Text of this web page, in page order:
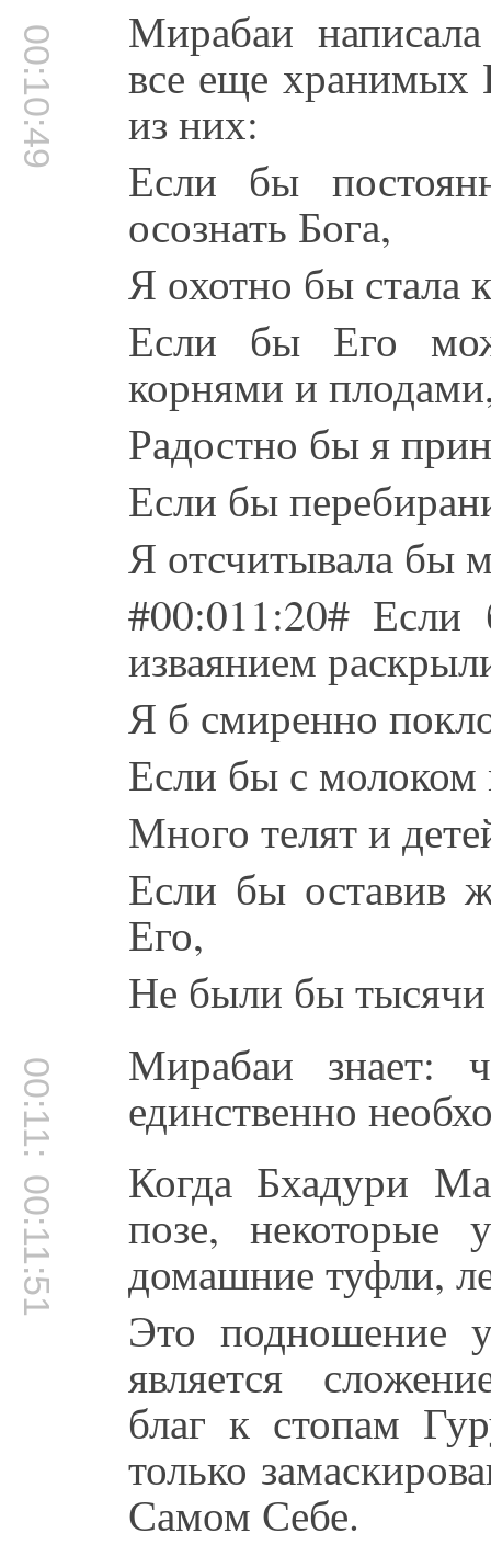
00:10:49 Мирабаи
все еще хранимых
из них:
Если бы
осознать Бога,
Я охотно бы стала
Если бы Его
корнями и
Радостно бы я
Если бы
Я отсчитывала бы
#00:011:20#
изваянием
Я б смиренно
Если бы с
Много телят и
Если бы оставив
Его,
Не были бы
00:11:43 Мирабаи знает:
единственно
00:11:51 Когда Бхадури
позе, некоторые
домашние туфли,
Это подношение
является
благ к стопам
только
Самом Себе.